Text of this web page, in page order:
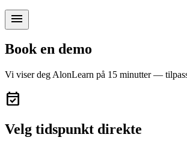
menu
Book en demo
Vi viser deg AlonLearn på 15 minutter —
event_available
Velg tidspunkt direkte